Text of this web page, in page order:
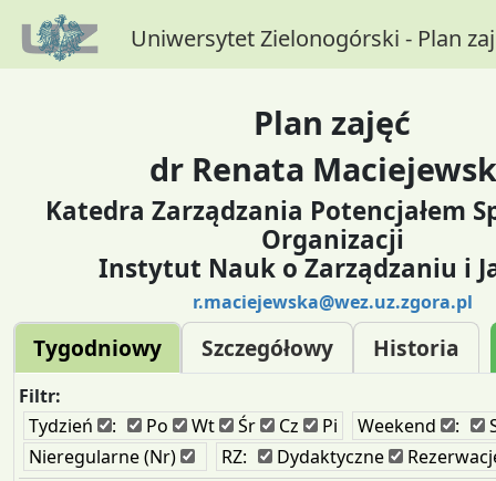
Uniwersytet Zielonogórski - Plan
Plan zajęć
dr Renata
Katedra Zarządzania Potencjałem
Organizacji
Instytut Nauk o Zarządzaniu i
r.maciejewska@wez.uz.zgora.pl
Tygodniowy Szczegółowy Historia
Filtr:
Tydzień
: Po Wt Śr Cz Pi Weekend :
Nieregularne (Nr)
RZ: Dydaktyczne